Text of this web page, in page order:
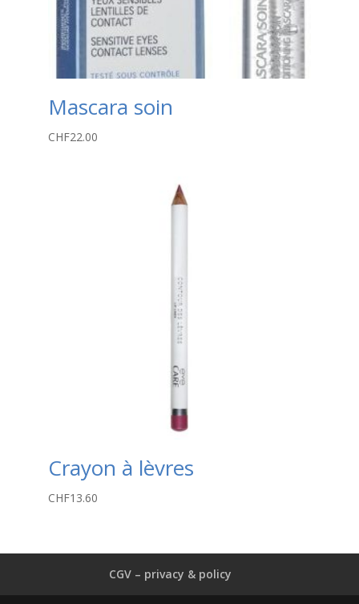
Mascara soin
CHF22.00
Crayon à lèvres
CHF13.60
CGV – privacy & policy